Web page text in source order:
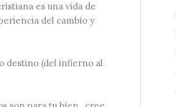
es una vida de
del cambio y
destino (del infierno al